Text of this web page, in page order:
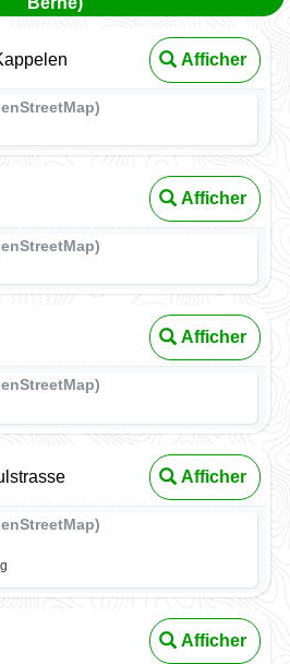
Afficher
Afficher
Afficher
Afficher
Afficher